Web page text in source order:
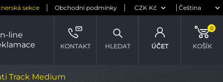
sekce Obchodní podmínky
line
KONTAKT HLEDAT ÚČET KOŠÍK
0
Track Medium